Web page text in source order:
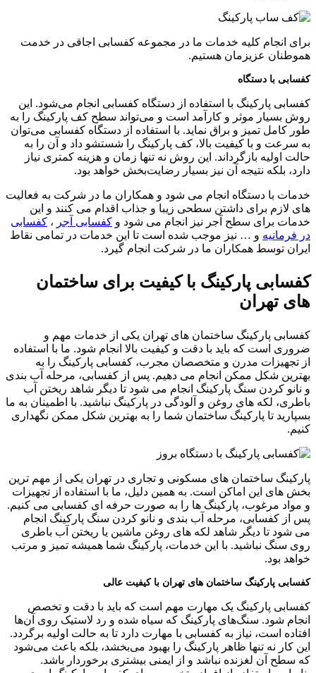
برای انجام کلیه خدمات ما در مجموعه کفسابی اجاقی در خدمت
هموطنان عزیزمان هستیم.
کفسابی با دستگاه
کفسابی پارکینگ با استفاده از دستگاه کفسابی انجام می‌شود. این
روش بسیار موثر و کارآمد است و می‌تواند سطح کف پارکینگ را به
طور کامل تمیز و براق نماید. با استفاده از دستگاه کفسابی می‌توان
به سرعت و با کیفیت بالا، کف پارکینگ را شستشو داد و آن را به
حالت اولیه بازگرداند. این روش نه تنها زمان و هزینه کمتری نیاز
دارد، بلکه نتیجه آن نیز بسیار رضایت‌بخش خواهد بود.
خدمات با دستگاه انجام می شود و همکاران ما در شرکت به فعالیت
های لازم برای داشتن سطحی زیبا و جذاب اقدام می کنند و این
خدمات برای سطح آجر نیز انجام می شود و کفسابی آجر ، کفسابی
در فرمانیه و … نیز موجب شده است تا این خدمات در تمامی نقاط
ایران توسط همکاران ما در شرکت انجام گیرد.
کفسابی پارکینگ با کیفیت برای ساختمان
های تهران
کفسابی پارکینگ ساختمان های تهران یکی از خدمات مهم و
ضروری است که باید با دقت و کیفیت بالا انجام شود. ما با استفاده
از تجهیزات مدرن و متخصصان مجرب، کفسابی پارکینگ را به
بهترین شکل ممکن انجام می دهیم. پس از کفسابی، مرحله آب بندی
و نانو کردن سنگ پارکینگ انجام می شود تا دیگر شاهد ریختن آب
باطری، لکه های روغن و آلودگی در پارکینگ نباشید. با اطمینان به ما
بسپارید تا پارکینگ ساختمان شما را به بهترین شکل ممکن نگهداری
کنیم.
پارکینگ ساختمان های مسکونی و تجاری در تهران یکی از مهم ترین
بخش های این اماکن است. به همین دلیل، ما با استفاده از تجهیزات
و مواد مرغوب، پارکینگ ها را به صورت حرفه ای کفسابی می کنیم.
پس از کفسابی، مرحله آب بندی و نانو کردن سنگ پارکینگ انجام
می شود تا دیگر شاهد لکه های روغن ماشین یا ریختن آب باطری
روی سنگ نباشید. با این خدمات، پارکینگ شما همیشه تمیز و مرتب
خواهد بود.
کفسابی پارکینگ ساختمان های تهران با کیفیت عالی
کفسابی پارکینگ یک مهارت مهم است که باید با دقت و تخصص
انجام شود. سنگ‌های پارکینگ که سیاه شده و رد لاستیک روی آن‌ها
افتاده است، نیاز به کفسابی با مهارت دارد تا به حالت اولیه برگردد.
این کار نه تنها ظاهر پارکینگ را بهبود می‌بخشد، بلکه باعث می‌شود
که سطح آن لغزنده نباشد و از ایمنی بیشتری برخوردار باشد.